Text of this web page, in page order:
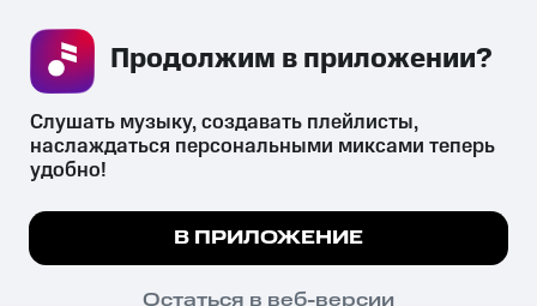
СКАЧАТЬ ПРИЛОЖЕНИЕ
психотропных веществ, их аналогов причиняет вред здоровью,
их незаконный оборот запрещён и влечёт установленную
законодательством ответственность.
© 2026 ООО «КИОН».
Мы используем куки, чтобы на сайте все
Подробнее
ПОНЯТНО
Слушать музыку, создавать плейлисты,
наслаждаться персональными миксами теперь
удобно!
В ПРИЛОЖЕНИЕ
Остаться в веб-версии